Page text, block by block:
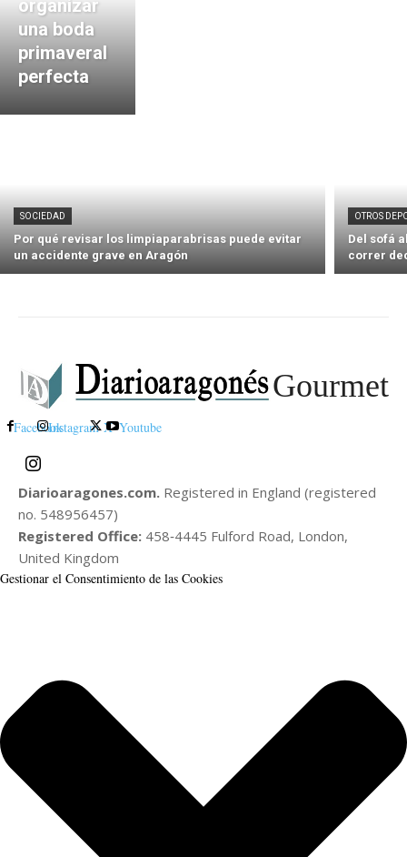
organizar
una boda
primaveral
perfecta
SOCIEDAD
Por qué revisar los limpiaparabrisas puede evitar
un accidente grave en Aragón
OTROS
Del sofá
correr
Gourmet
FacebookInstagram X Youtube
Diarioaragones.com. Registered in England (registered
no. 548956457)
Registered Office: 458‑4445 Fulford Road, London,
United Kingdom
Gestionar el Consentimiento de las Cookies